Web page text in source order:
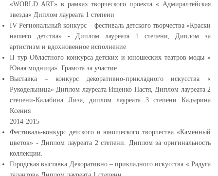
«WORLD ART» в рамках творческого проекта « Адмиралтейская
звезда» Диплом лауреата 1 степени
IV Региональный конкурс – фестиваль детского творчества «Краски
нашего детства» - Диплом лауреата 1 степени, Диплом за
артистизм и вдохновенное исполнение
II тур Областного конкурса детских и юношеских театров моды «
Юная модница». Грамота за участие
Выставка – конкурс декоративно-прикладного искусства «
Рукодельница» Диплом лауреата Ищенко Настя, Диплом лауреата 2
степени-Калабина Лиза, диплом лауреата 3 степени Кадырина
Ксения
2014-2015
Фестиваль-конкурс детского и юношеского творчества «Каменный
цветок» - Диплом лауреата 2 степени. Диплом за оригинальность
коллекции.
Городская выставка Декоративно – прикладного искусства « Радуга